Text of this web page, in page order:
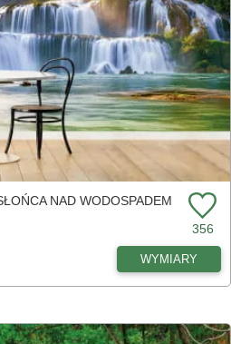
NAD WODOSPADEM
356
WYMIARY